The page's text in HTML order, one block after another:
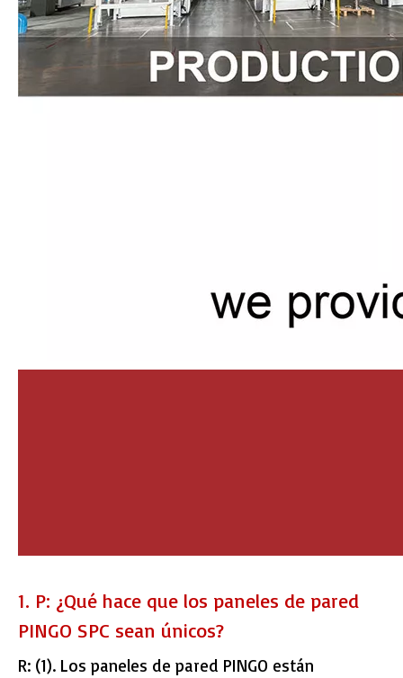
1. P: ¿Qué hace que los paneles de pared
PINGO SPC sean únicos?
R: (1). Los paneles de pared PINGO están